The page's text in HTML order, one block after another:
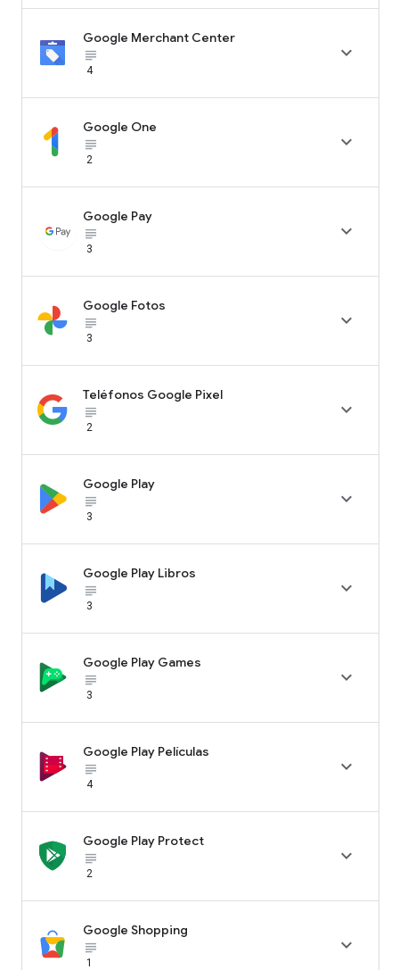
Google Merchant Center
subject_black
4

Google One
subject_black
2

Google Pay
subject_black
3

Google Fotos
subject_black
3

Teléfonos Google Pixel
subject_black
2

Google Play
subject_black
3

Google Play Libros
subject_black
3

Google Play Games
subject_black
3

Google Play Películas
subject_black
4

Google Play Protect
subject_black
2

Google Shopping
subject_black
1
